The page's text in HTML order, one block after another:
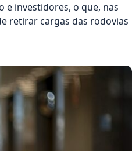
e investidores, o que, nas
retirar cargas das rodovias